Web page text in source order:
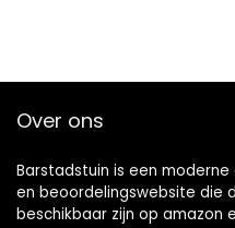
Over ons
Barstadstuin is een
en beoordelingswebsite die
beschikbaar zijn op amazon